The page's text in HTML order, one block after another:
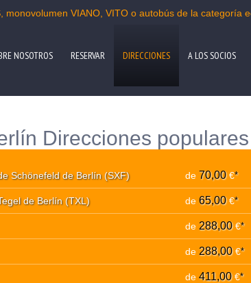
VIANO, VITO o autobús de la categoría
NOSOTROS RESERVAR DIRECCIONES A LOS SOCIOS
Direcciones populares
Schönefeld de Berlín (SXF) de 70,00€*
de Berlín (TXL) de 65,00€*
de 288,00€*
de 288,00€*
de 411,00€*